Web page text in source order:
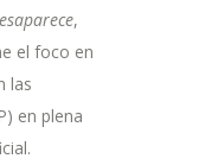
,
el foco en
las
en plena